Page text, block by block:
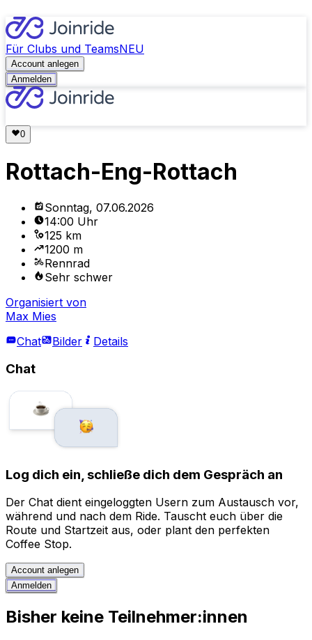
Für Clubs und TeamsNEU
Account anlegen
Anmelden
Rottach-Eng-Rottach
Sonntag, 07.06.2026
14:00 Uhr
125 km
1200 m
Rennrad
Sehr schwer
Organisiert von
Max Mies
Chat
Bilder Details
Chat
Log dich ein, schließe dich dem Gespräch an
Der Chat dient eingeloggten Usern zum Austausch vor,
während und nach dem Ride. Tauscht euch über die
Route und Startzeit aus, oder plant den perfekten
Coffee Stop.
Account anlegen
Anmelden
Bisher keine Teilnehmer:innen